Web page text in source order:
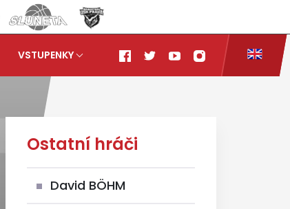
VSTUPENKY
Ostatní hráči
David BÖHM